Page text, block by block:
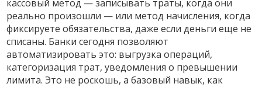
кассовый метод — записывать траты, когда они
реально произошли — или метод начисления, когда
фиксируете обязательства, даже если деньги еще не
списаны. Банки сегодня позволяют
автоматизировать это: выгрузка операций,
категоризация трат, уведомления о превышении
лимита. Это не роскошь, а базовый навык, как